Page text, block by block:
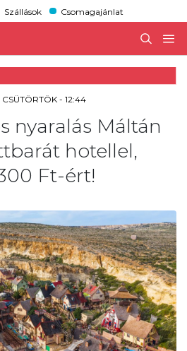
Szállások Csomagajánlat
- 12:44
nyaralás Máltán
hotellel,
Ft-ért!